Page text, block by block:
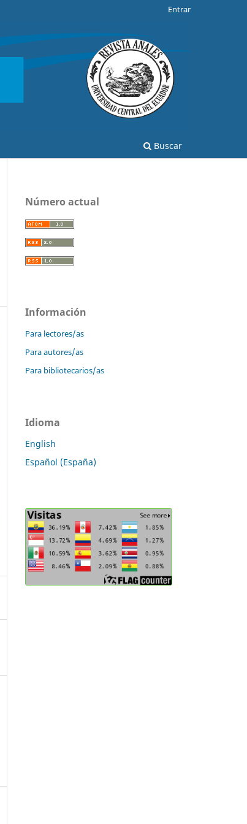
Buscar
Entrar
Número actual
Información
Para lectores/as
Para autores/as
Para bibliotecarios/as
Idioma
English
Español (España)